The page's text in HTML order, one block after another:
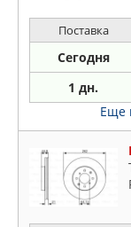
Поставка
Сегодня
1 дн.
Еще